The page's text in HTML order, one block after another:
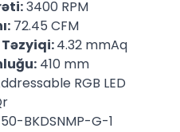
3400 RPM
72.45 CFM
4.32 mmAq
410 mm
RGB LED
BKDSNMP-G-1